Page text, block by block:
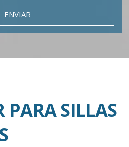
ENVIAR
PARA SILLAS